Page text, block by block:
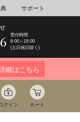
サポート
受付時間
9:00～18:00
(土日祝日除く)
細はこちら
ログイン カート